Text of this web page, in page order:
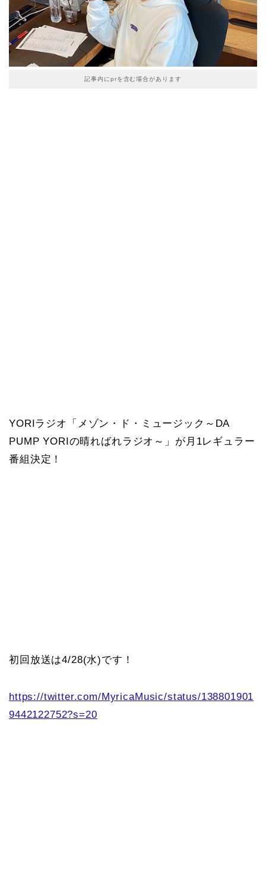
記事内にprを含む場合があります
YORIラジオ「メゾン・ド・ミュージック～DA
PUMP YORIの晴ればれラジオ～」が月1レギュラー
番組決定！
初回放送は4/28(水)です！
https://twitter.com/MyricaMusic/status/138801901
9442122752?s=20